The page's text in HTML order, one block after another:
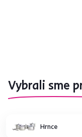
Vybrali sme
Hrnce